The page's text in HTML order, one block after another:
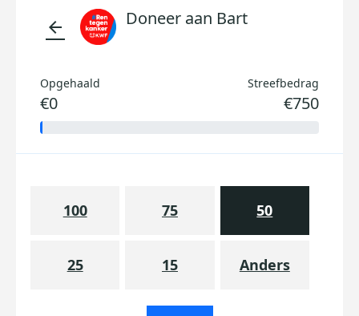
arrow_back Doneer aan Bart
Opgehaald
€0
Streefbedrag
€750
100 75 50
25 15 Anders